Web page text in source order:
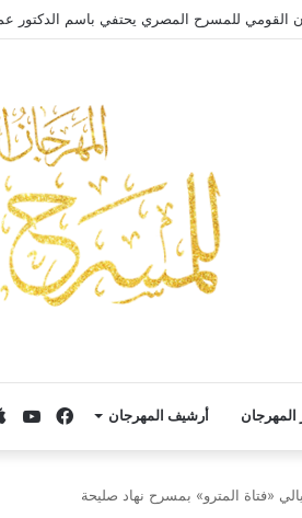
القومي للمسرح المصري يحتفي باسم
المهرجان أرشيف المهرجان فيسبوك
«فتاة المترو» بمسرح نهاد صليحة